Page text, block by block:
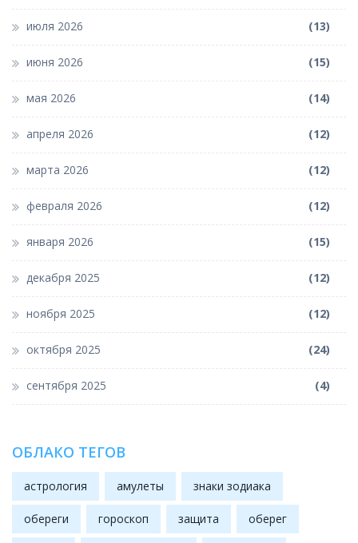
июля 2026 (13)
июня 2026 (15)
мая 2026 (14)
апреля 2026 (12)
марта 2026 (12)
февраля 2026 (12)
января 2026 (15)
декабря 2025 (12)
ноября 2025 (12)
октября 2025 (24)
сентября 2025 (4)
ОБЛАКО ТЕГОВ
астрология амулеты знаки зодиака
обереги гороскоп защита оберег